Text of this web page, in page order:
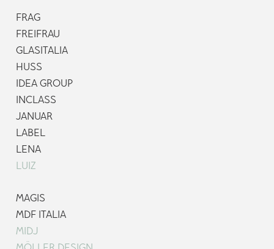
FRAG
FREIFRAU
GLASITALIA
HUSS
IDEA GROUP
INCLASS
JANUAR
LABEL
LENA
LUIZ
MAGIS
MDF ITALIA
MIDJ